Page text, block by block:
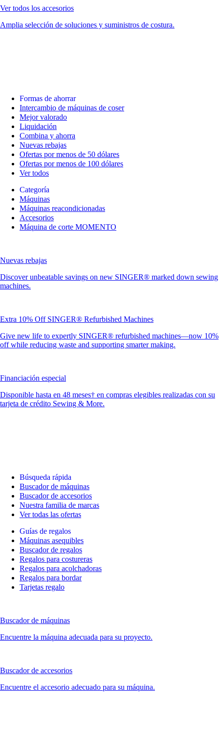
Ver todos los accesorios
Amplia selección de soluciones y suministros de costura.
Formas de ahorrar
Intercambio de máquinas de coser
Mejor valorado
Liquidación
Combina y ahorra
Nuevas rebajas
Ofertas por menos de 50 dólares
Ofertas por menos de 100 dólares
Ver todos
Categoría
Máquinas
Máquinas reacondicionadas
Accesorios
Máquina de corte MOMENTO
Nuevas rebajas
Discover unbeatable savings on new SINGER® marked down sewing
machines.
Extra 10% Off SINGER® Refurbished Machines
Give new life to expertly SINGER® refurbished machines—now 10%
off while reducing waste and supporting smarter making.
Financiación especial
Disponible hasta en 48 meses† en compras elegibles realizadas con su
tarjeta de crédito Sewing & More.
Búsqueda rápida
Buscador de máquinas
Buscador de accesorios
Nuestra familia de marcas
Ver todas las ofertas
Guías de regalos
Máquinas asequibles
Buscador de regalos
Regalos para costureras
Regalos para acolchadoras
Regalos para bordar
Tarjetas regalo
Buscador de máquinas
Encuentre la máquina adecuada para su proyecto.
Buscador de accesorios
Encuentre el accesorio adecuado para su máquina.